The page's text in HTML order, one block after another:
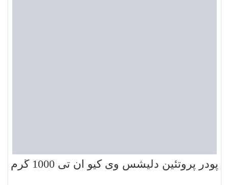
پودر پروتئین دلیشس وی کیو ان تی 1000 گرم